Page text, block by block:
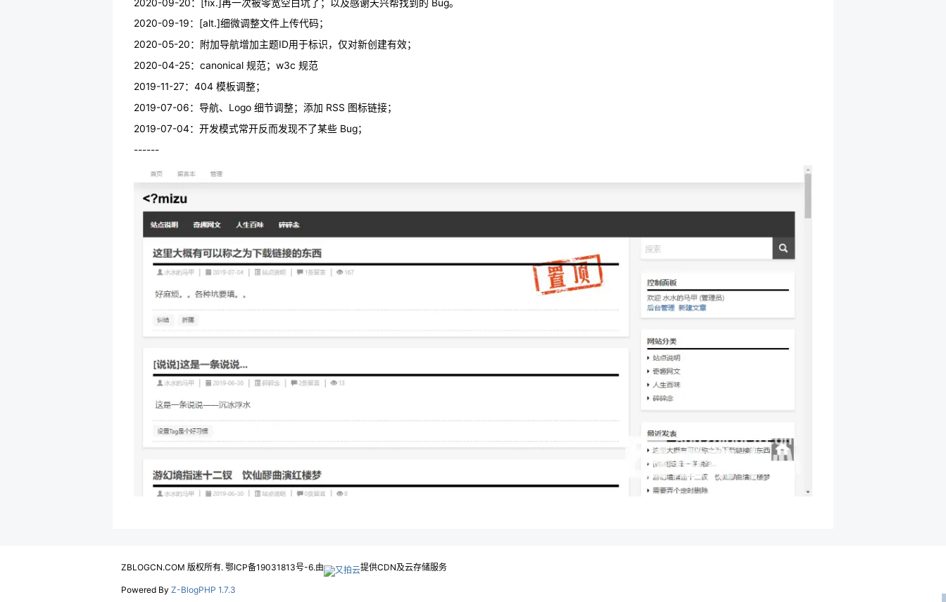
2020-09-20：[fix.]再一次被零宽空白坑了；以及感谢天兴帮找到的 Bug。
2020-09-19：[alt.]细微调整文件上传代码；
2020-05-20：附加导航增加主题ID用于标识，仅对新创建有效；
2020-04-25：canonical 规范；w3c 规范
2019-11-27：404 模板调整；
2019-07-06：导航、Logo 细节调整；添加 RSS 图标链接；
2019-07-04：开发模式常开反而发现不了某些 Bug；
------
ZBLOGCN.COM 版权所有. 鄂ICP备19031813号-6.由 提供CDN及云存储服务
Powered By Z-BlogPHP 1.7.3